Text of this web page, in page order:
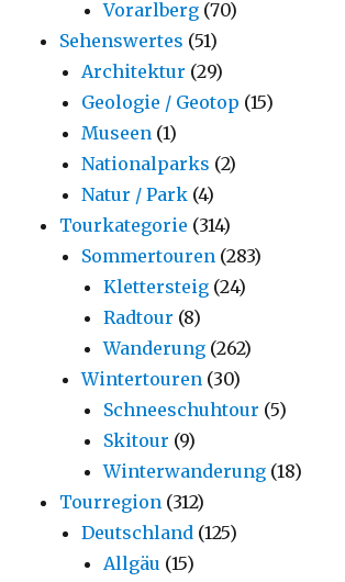
Vorarlberg (70)
Sehenswertes (51)
Architektur (29)
Geologie / Geotop (15)
Museen (1)
Nationalparks (2)
Natur / Park (4)
Tourkategorie (314)
Sommertouren (283)
Klettersteig (24)
Radtour (8)
Wanderung (262)
Wintertouren (30)
Schneeschuhtour (5)
Skitour (9)
Winterwanderung (18)
Tourregion (312)
Deutschland (125)
Allgäu (15)